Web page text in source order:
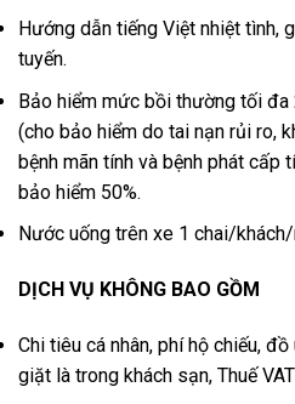
Hướng dẫn tiếng Việt nhiệt tình,
tuyến.
Bảo hiểm mức bồi thường tối
(cho bảo hiểm do tai nạn rủi ro,
bệnh mãn tính và bệnh phát cấp
bảo hiểm 50%.
Nước uống trên xe 1 chai/khách/
DỊCH VỤ KHÔNG BAO GỒM
Chi tiêu cá nhân, phí hộ chiếu,
giặt là trong khách sạn, Thuế